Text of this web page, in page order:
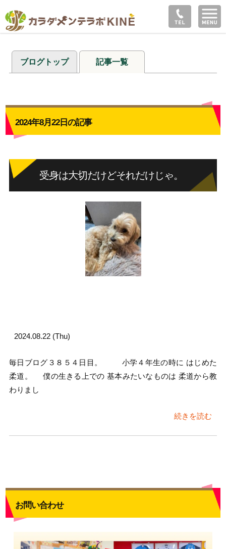
ブログトップ 記事一覧
2024年8月22日の記事
受身は大切だけどそれだけじゃ。
2024.08.22 (Thu)
毎日ブログ３８５４日目。 小学４年生の時に はじめた
柔道。 僕の生きる上での 基本みたいなものは 柔道から教
わりまし
続きを読む
お問い合わせ